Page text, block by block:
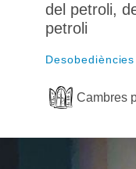
del petroli,
petroli
Desobediències
Cambres